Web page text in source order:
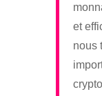
et
nous